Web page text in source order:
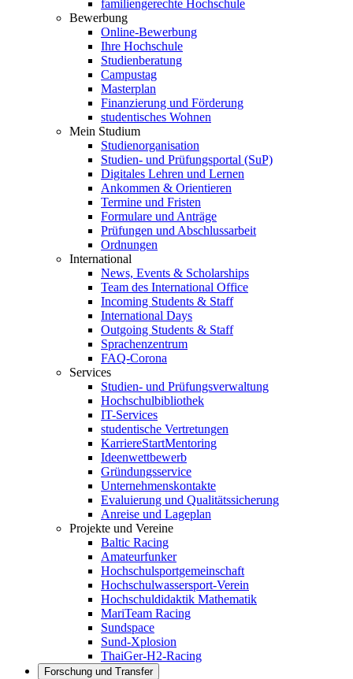
familiengerechte Hochschule
Bewerbung
Online-Bewerbung
Ihre Hochschule
Studienberatung
Campustag
Masterplan
Finanzierung und Förderung
studentisches Wohnen
Mein Studium
Studienorganisation
Studien- und Prüfungsportal (SuP)
Digitales Lehren und Lernen
Ankommen & Orientieren
Termine und Fristen
Formulare und Anträge
Prüfungen und Abschlussarbeit
Ordnungen
International
News, Events & Scholarships
Team des International Office
Incoming Students & Staff
International Days
Outgoing Students & Staff
Sprachenzentrum
FAQ-Corona
Services
Studien- und Prüfungsverwaltung
Hochschulbibliothek
IT-Services
studentische Vertretungen
KarriereStartMentoring
Ideenwettbewerb
Gründungsservice
Unternehmenskontakte
Evaluierung und Qualitätssicherung
Anreise und Lageplan
Projekte und Vereine
Baltic Racing
Amateurfunker
Hochschulsportgemeinschaft
Hochschulwassersport-Verein
Hochschuldidaktik Mathematik
MariTeam Racing
Sundspace
Sund-Xplosion
ThaiGer-H2-Racing
Forschung und Transfer